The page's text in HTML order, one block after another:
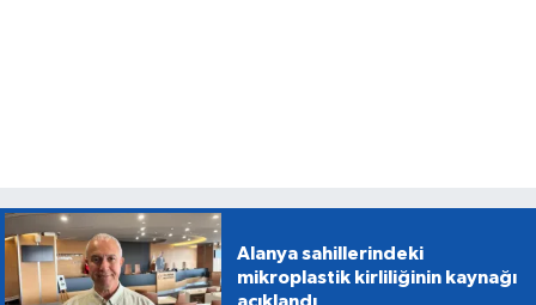
Alanya sahillerindeki
mikroplastik kirliliğinin kaynağı